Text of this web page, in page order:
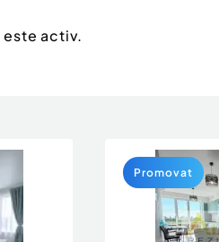
este activ.
Promovat